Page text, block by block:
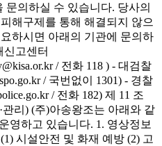
의하실 수 있습니다. 당사의
해구제를 통해 해결되지 않으
하시면 아래의 기관에 문의하
신고센터
/ 전화 118 ) - 대검찰
/ 국번없이 1301) - 경찰
/ 전화 182) 제 11 조
리) (주)아송왕조는 아래와 같
영하고 있습니다. 1. 영상정보
시설안전 및 화재 예방 (2) 고